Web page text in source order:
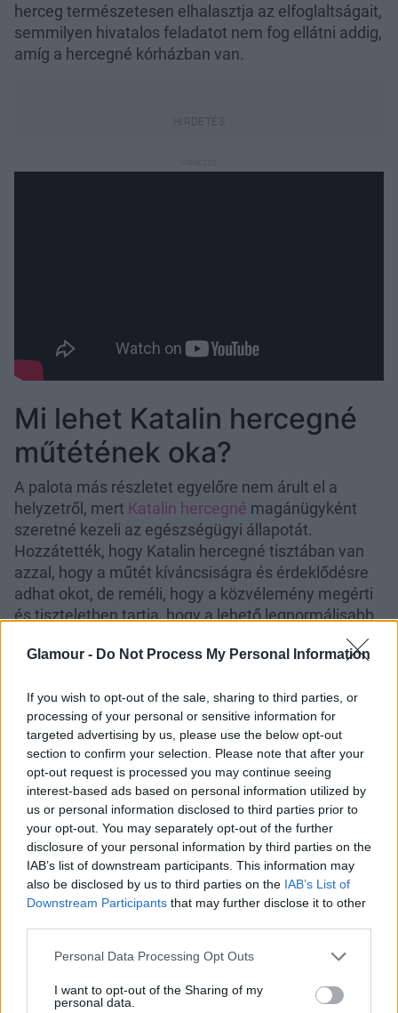
Glamour - Do Not Process My Personal Information
If you wish to opt-out of the sale, sharing to third parties, or
processing of your personal or sensitive information for
targeted advertising by us, please use the below opt-out
section to confirm your selection. Please note that after your
opt-out request is processed you may continue seeing
interest-based ads based on personal information utilized by
us or personal information disclosed to third parties prior to
your opt-out. You may separately opt-out of the further
disclosure of your personal information by third parties on the
IAB’s list of downstream participants. This information may
also be disclosed by us to third parties on the IAB’s List of
Downstream Participants that may further disclose it to other
Please note that this website/app uses one or more Google
not limited to your visit or usage behaviour. You may click to
grant or deny consent to Google and its third-party tags to
Personal Data Processing Opt Outs
I want to opt-out of the Sharing of my
personal data.
herceg természetesen elhalasztja az elfoglaltságait,
semmilyen hivatalos feladatot nem fog ellátni addig,
amíg a hercegné kórházban van.
Mi lehet Katalin hercegné
műtétének oka?
A palota más részletet egyelőre nem árult el a
helyzetről, mert Katalin hercegné magánügyként
szeretné kezeli az egészségügyi állapotát.
Hozzátették, hogy Katalin hercegné tisztában van
azzal, hogy a műtét kíváncsiságra és érdeklődésre
adhat okot, de reméli, hogy a közvélemény megérti
és tiszteletben tartja, hogy a lehető legnormálisabb
körülményekre van szükség György herceg, Sarolta
hercegnő és Lajos herceg miatt. Továbbá, a palota
jelentős és releváns változások állnak be. APEOPLE
magazin a palotához közel álló informátorai szerint
Katalin hercegné jó állapotban van.